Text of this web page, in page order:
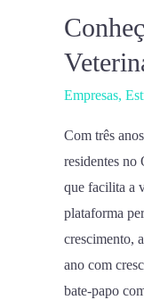
Empresas,
Com três
residentes no
que facilita a
plataforma
crescimento,
ano com
bate-papo
Conheça
LabCloud
Automação